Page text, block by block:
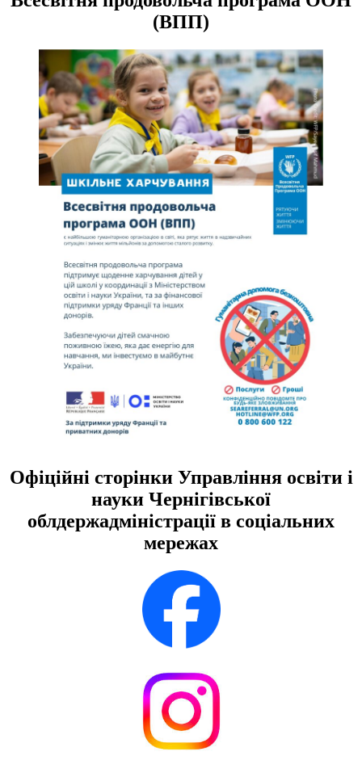
(ВПП)
Офіційні сторінки Управління освіти і
науки Чернігівської
облдержадміністрації в соціальних
мережах